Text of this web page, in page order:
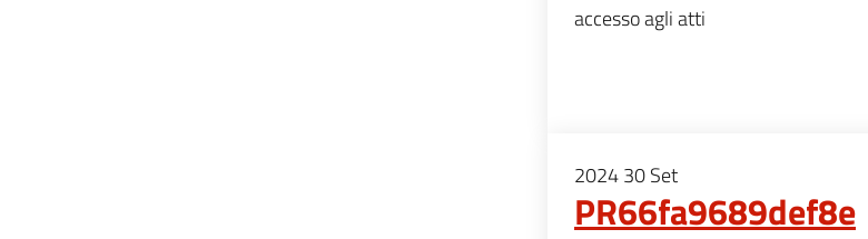
accesso agli atti
202430Set
PR66fa9689def8e